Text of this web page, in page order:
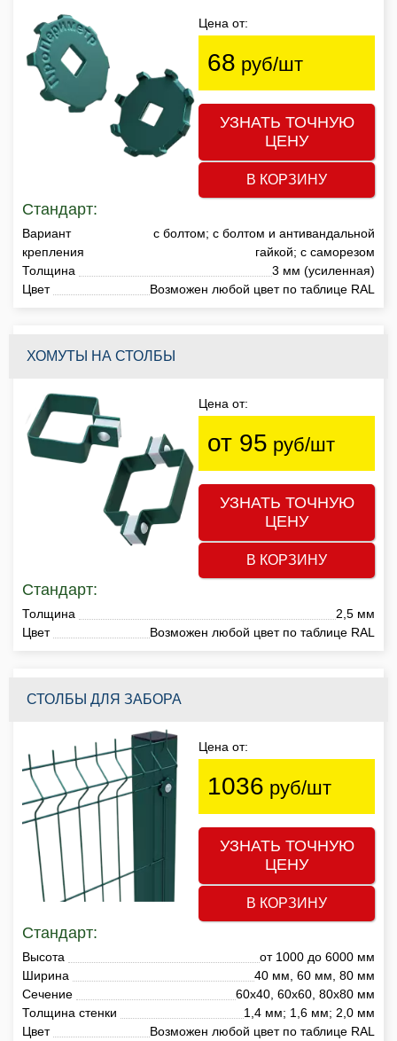
Цена от:
68 руб/шт
УЗНАТЬ ТОЧНУЮ
ЦЕНУ
В КОРЗИНУ
Стандарт:
Вариант
крепления
с болтом; с болтом и антивандальной
гайкой; с саморезом
Толщина
3 мм (усиленная)
Цвет
Возможен любой цвет по таблице RAL
ХОМУТЫ НА СТОЛБЫ
Цена от:
от 95 руб/шт
УЗНАТЬ ТОЧНУЮ
ЦЕНУ
В КОРЗИНУ
Стандарт:
Толщина
2,5 мм
Цвет
Возможен любой цвет по таблице RAL
СТОЛБЫ ДЛЯ ЗАБОРА
Цена от:
1036 руб/шт
УЗНАТЬ ТОЧНУЮ
ЦЕНУ
В КОРЗИНУ
Стандарт:
Высота
от 1000 до 6000 мм
Ширина
40 мм, 60 мм, 80 мм
Сечение
60х40, 60х60, 80х80 мм
Толщина стенки
1,4 мм; 1,6 мм; 2,0 мм
Цвет
Возможен любой цвет по таблице RAL